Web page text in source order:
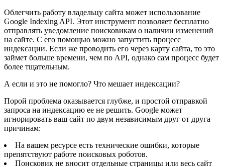
Облегчить работу владельцу сайта может использование
Google Indexing API. Этот инструмент позволяет бесплатно
отправлять уведомление поисковикам о наличии изменений
на сайте. С его помощью можно запустить процесс
индексации. Если же проводить его через карту сайта, то это
займет больше времени, чем по API, однако сам процесс будет
более тщательным.
А если и это не помогло? Что мешает индексации?
Порой проблема оказывается глубже, и простой отправкой
запроса на индексацию ее не решить. Google может
игнорировать ваш сайт по двум независимым друг от друга
причинам:
На вашем ресурсе есть технические ошибки, которые
препятствуют работе поисковых роботов.
Поисковик не вносит отдельные страницы или весь сайт